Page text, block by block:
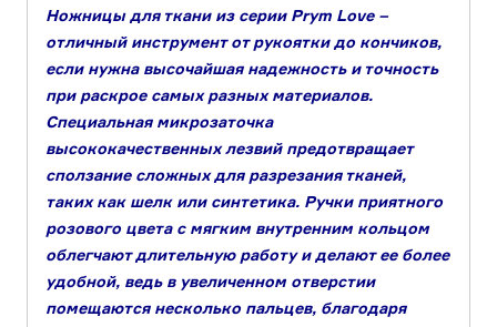
Ножницы для ткани из серии Prym Love –
отличный инструмент от рукоятки до кончиков,
если нужна высочайшая надежность и точность
при раскрое самых разных материалов.
Специальная микрозаточка
высококачественных лезвий предотвращает
сползание сложных для разрезания тканей,
таких как шелк или синтетика. Ручки приятного
розового цвета с мягким внутренним кольцом
облегчают длительную работу и делают ее более
удобной, ведь в увеличенном отверстии
помещаются несколько пальцев, благодаря